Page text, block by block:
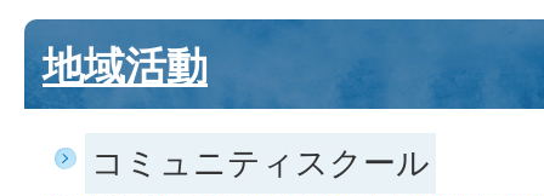
地域活動
コミュニティスクール